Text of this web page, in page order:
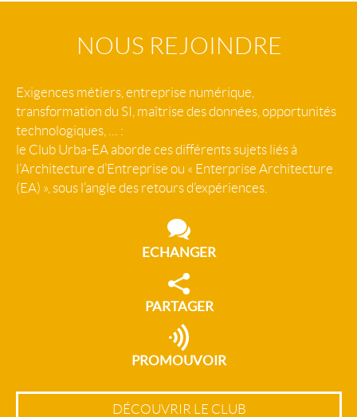
NOUS REJOINDRE
Exigences métiers, entreprise numérique,
transformation du SI, maîtrise des données, opportunités
technologiques, … :
le Club Urba-EA aborde ces différents sujets liés à
l’Architecture d’Entreprise ou « Enterprise Architecture
(EA) », sous l’angle des retours d’expériences.
ECHANGER
PARTAGER
PROMOUVOIR
DÉCOUVRIR LE CLUB